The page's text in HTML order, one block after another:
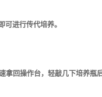
进行传代培养。
拿回操作台，轻敲几下培养瓶